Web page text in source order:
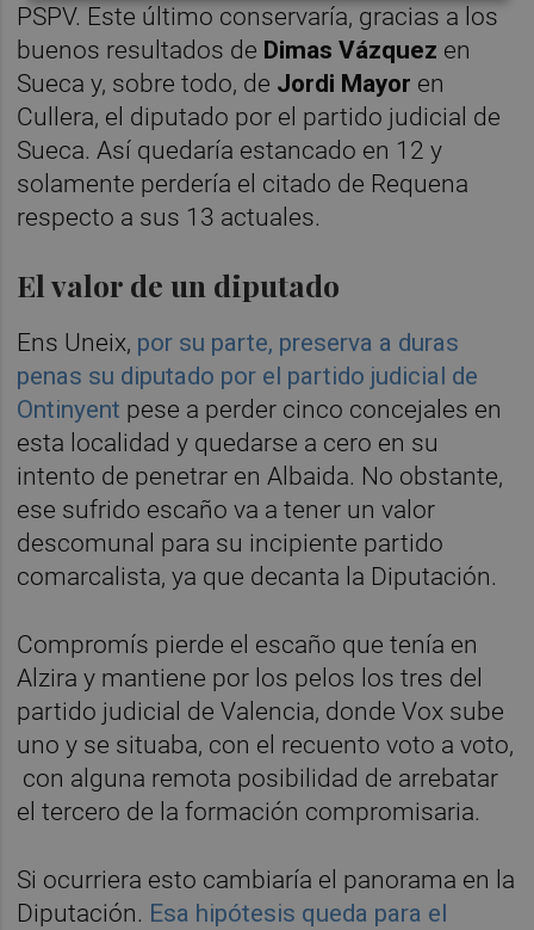
PSPV. Este último conservaría, gracias a los
buenos resultados de Dimas Vázquez en
Sueca y, sobre todo, de Jordi Mayor en
Cullera, el diputado por el partido judicial de
Sueca. Así quedaría estancado en 12 y
solamente perdería el citado de Requena
respecto a sus 13 actuales.
El valor de un diputado
Ens Uneix, por su parte, preserva a duras
penas su diputado por el partido judicial de
Ontinyent pese a perder cinco concejales en
esta localidad y quedarse a cero en su
intento de penetrar en Albaida. No obstante,
ese sufrido escaño va a tener un valor
descomunal para su incipiente partido
comarcalista, ya que decanta la Diputación.
Compromís pierde el escaño que tenía en
Alzira y mantiene por los pelos los tres del
partido judicial de Valencia, donde Vox sube
uno y se situaba, con el recuento voto a voto,
con alguna remota posibilidad de arrebatar
el tercero de la formación compromisaria.
Si ocurriera esto cambiaría el panorama en la
Diputación. Esa hipótesis queda para el